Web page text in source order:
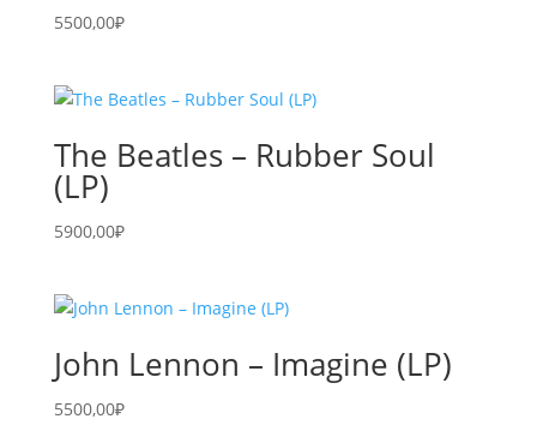
5500,00₽
The Beatles – Rubber Soul
(LP)
5900,00₽
John Lennon – Imagine (LP)
5500,00₽